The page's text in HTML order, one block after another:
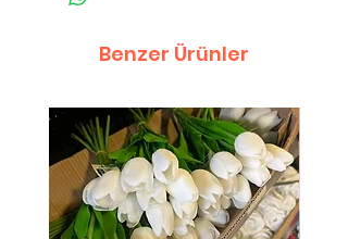
Benzer Ürünler